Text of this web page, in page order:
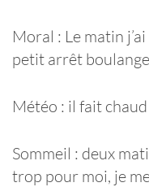
Moral : Le matin
petit arrêt
Météo : il fait
Sommeil : deux
trop pour moi, je